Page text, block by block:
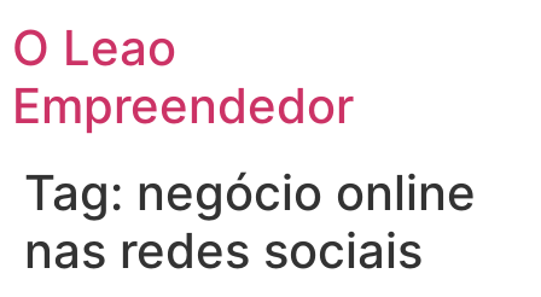
O Leao
Empreendedor
Tag: negócio online
nas redes sociais